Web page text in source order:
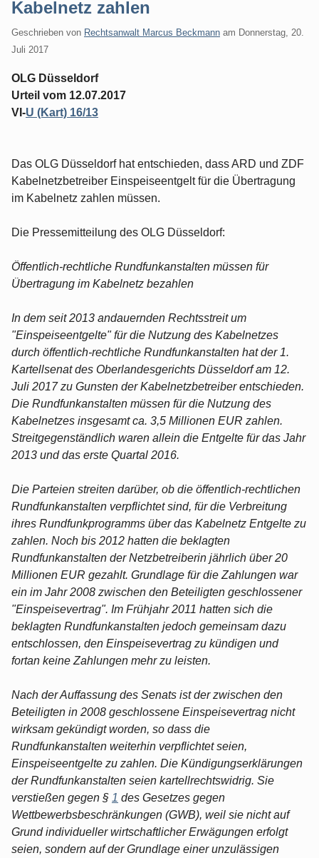
Kabelnetz zahlen
Geschrieben von Rechtsanwalt Marcus Beckmann am Donnerstag, 20.
Juli 2017
OLG Düsseldorf
Urteil vom 12.07.2017
VI-U (Kart) 16/13
Das OLG Düsseldorf hat entschieden, dass ARD und ZDF
Kabelnetzbetreiber Einspeiseentgelt für die Übertragung
im Kabelnetz zahlen müssen.
Die Pressemitteilung des OLG Düsseldorf:
Öffentlich-rechtliche Rundfunkanstalten müssen für
Übertragung im Kabelnetz bezahlen
In dem seit 2013 andauernden Rechtsstreit um
"Einspeiseentgelte" für die Nutzung des Kabelnetzes
durch öffentlich-rechtliche Rundfunkanstalten hat der 1.
Kartellsenat des Oberlandesgerichts Düsseldorf am 12.
Juli 2017 zu Gunsten der Kabelnetzbetreiber entschieden.
Die Rundfunkanstalten müssen für die Nutzung des
Kabelnetzes insgesamt ca. 3,5 Millionen EUR zahlen.
Streitgegenständlich waren allein die Entgelte für das Jahr
2013 und das erste Quartal 2016.
Die Parteien streiten darüber, ob die öffentlich-rechtlichen
Rundfunkanstalten verpflichtet sind, für die Verbreitung
ihres Rundfunkprogramms über das Kabelnetz Entgelte zu
zahlen. Noch bis 2012 hatten die beklagten
Rundfunkanstalten der Netzbetreiberin jährlich über 20
Millionen EUR gezahlt. Grundlage für die Zahlungen war
ein im Jahr 2008 zwischen den Beteiligten geschlossener
"Einspeisevertrag". Im Frühjahr 2011 hatten sich die
beklagten Rundfunkanstalten jedoch gemeinsam dazu
entschlossen, den Einspeisevertrag zu kündigen und
fortan keine Zahlungen mehr zu leisten.
Nach der Auffassung des Senats ist der zwischen den
Beteiligten in 2008 geschlossene Einspeisevertrag nicht
wirksam gekündigt worden, so dass die
Rundfunkanstalten weiterhin verpflichtet seien,
Einspeiseentgelte zu zahlen. Die Kündigungserklärungen
der Rundfunkanstalten seien kartellrechtswidrig. Sie
verstießen gegen § 1 des Gesetzes gegen
Wettbewerbsbeschränkungen (GWB), weil sie nicht auf
Grund individueller wirtschaftlicher Erwägungen erfolgt
seien, sondern auf der Grundlage einer unzulässigen